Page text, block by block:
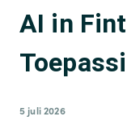
AI in
5 juli 2026